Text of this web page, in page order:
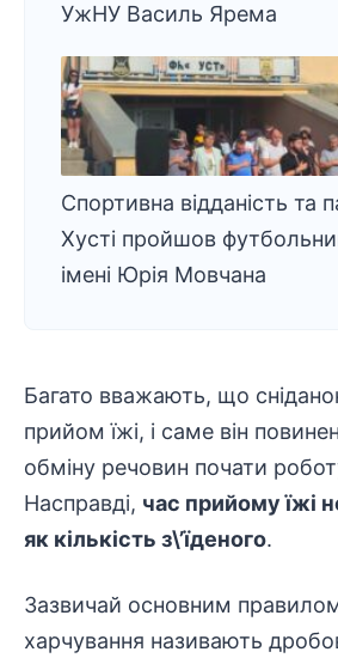
УжНУ Василь Ярема
Спортивна відданість та
Хусті пройшов
імені Юрія Мовчана
Багато вважають, що
прийом їжі, і саме він
обміну речовин почати
Насправді, час прийому їжі
як кількість з\’їденого.
Зазвичай основним
харчування називають